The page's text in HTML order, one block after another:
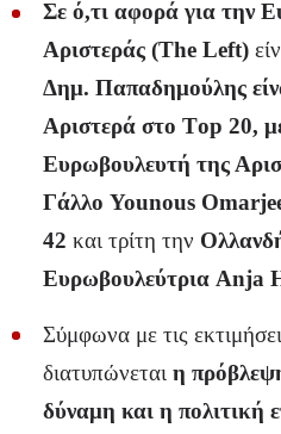
Σε ό,τι αφορά για την
Αριστεράς (The Left)
Δημ. Παπαδημούλης
Αριστερά στο Τop 20,
Ευρωβουλευτή της
Γάλλο Younous
42 και τρίτη την
Ευρωβουλεύτρια Anja
Σύμφωνα με τις
διατυπώνεται η
δύναμη και η πολιτική